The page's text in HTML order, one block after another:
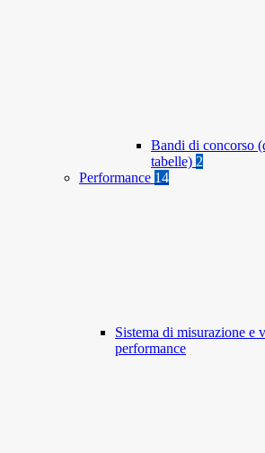
Bandi di concorso
tabelle) 2
Performance 14
Sistema di misurazione e
performance